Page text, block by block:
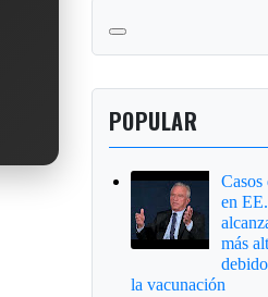
POPULAR
Casos
en
más
la vacunación